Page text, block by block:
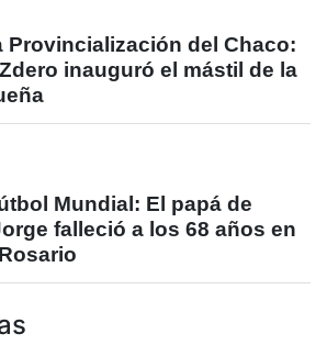
Provincialización del Chaco:
inauguró el mástil de la
Mundial: El papá de
falleció a los 68 años en